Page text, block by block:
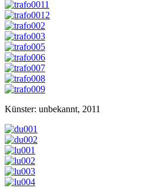
Künster: unbekannt, 2011